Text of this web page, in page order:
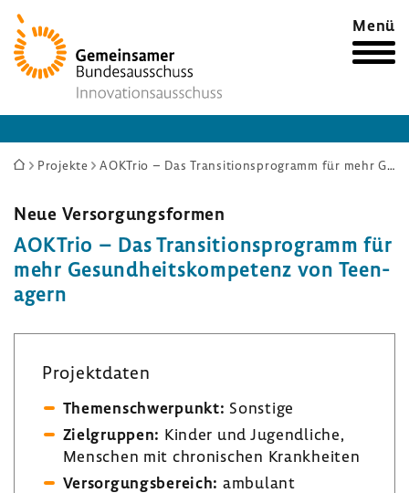
Zur
Startseite
Menü
Sie
hier:
Projekte AOKTrio – Das Transitionsprogramm für mehr Gesundheitskompetenz von Teenagern
Neue Versor­gungs­formen
AOKTrio – Das Tran­si­ti­ons­pro­gramm für
mehr Gesund­heits­kom­pe­tenz von Teen­
agern
Projekt­daten
Themen­schwer­punkt: Sons­tige
Ziel­gruppen: Kinder und Jugend­liche,
Menschen mit chro­ni­schen Krank­heiten
Versor­gungs­be­reich: ambu­lant